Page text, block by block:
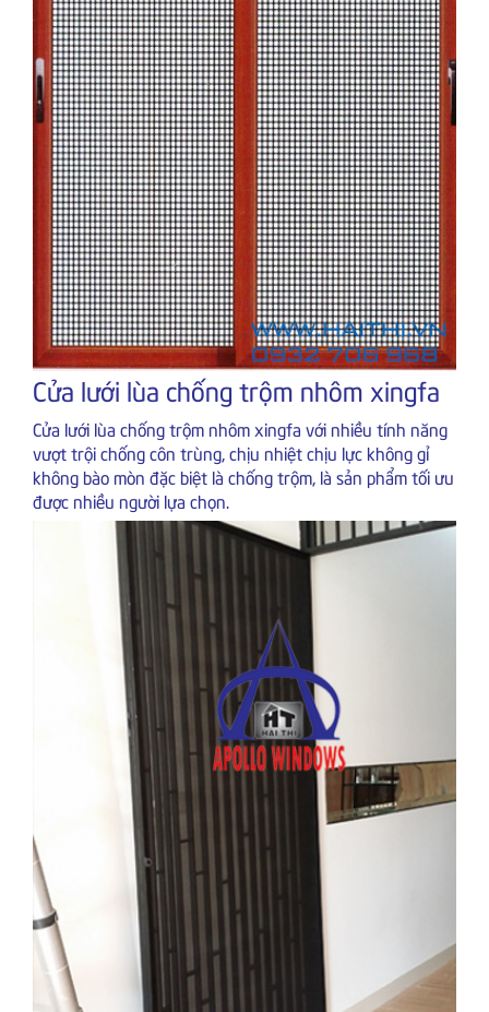
Cửa lưới lùa chống trộm nhôm xingfa
Cửa lưới lùa chống trộm nhôm xingfa với nhiều tính năng
vượt trội chống côn trùng, chịu nhiệt chịu lực không gỉ
không bào mòn đặc biệt là chống trộm, là sản phẩm tối ưu
được nhiều người lựa chọn.